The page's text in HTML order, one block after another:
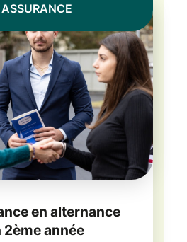
en alternance
année